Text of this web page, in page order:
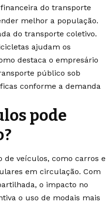
do transporte
melhor a população.
do transporte coletivo.
ajudam os
destaca o empresário
público sob
conforme a demanda
pode
de veículos, como carros e
em circulação. Com
o impacto no
o uso de modais mais